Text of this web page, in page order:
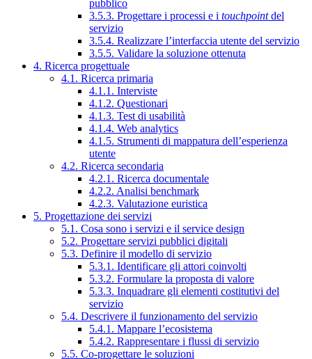
pubblico
3.5.3. Progettare i processi e i touchpointdel
servizio
3.5.4. Realizzare l’interfaccia utente del servizio
3.5.5. Validare la soluzione ottenuta
4. Ricerca progettuale
4.1. Ricerca primaria
4.1.1. Interviste
4.1.2. Questionari
4.1.3. Test di usabilità
4.1.4. Web analytics
4.1.5. Strumenti di mappatura dell’esperienza
utente
4.2. Ricerca secondaria
4.2.1. Ricerca documentale
4.2.2. Analisi benchmark
4.2.3. Valutazione euristica
5. Progettazione dei servizi
5.1. Cosa sono i servizi e il service design
5.2. Progettare servizi pubblici digitali
5.3. Definire il modello di servizio
5.3.1. Identificare gli attori coinvolti
5.3.2. Formulare la proposta di valore
5.3.3. Inquadrare gli elementi costitutivi del
servizio
5.4. Descrivere il funzionamento del servizio
5.4.1. Mappare l’ecosistema
5.4.2. Rappresentare i flussi di servizio
5.5. Co-progettare le soluzioni